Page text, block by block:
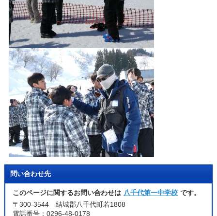
問い合わせ先
このページに関するお問い合わせは 八千代第一中学校 です。
〒300-3544 結城郡八千代町若1808
電話番号：0296-48-0178